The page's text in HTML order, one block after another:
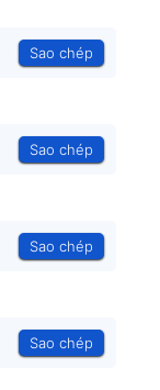
Sao chép
Sao chép
Sao chép
Sao chép